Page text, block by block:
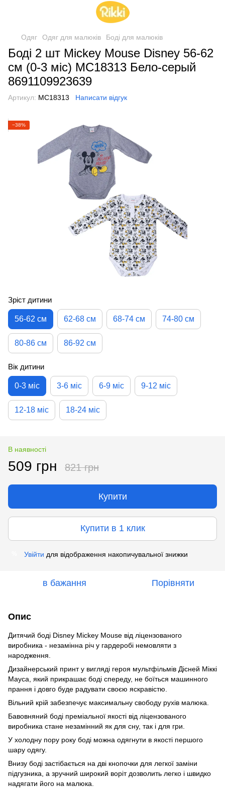
Одяг Одяг для малюків Боді для малюків
Боді 2 шт Mickey Mouse Disney 56-62
см (0-3 міс) MC18313 Бело-серый
8691109923639
Артикул: MC18313 Написати відгук
−38%
Зріст дитини
56-62 см 62-68 см 68-74 см 74-80 см
80-86 см 86-92 см
Вік дитини
0-3 міс 3-6 міс 6-9 міс 9-12 міс
12-18 міс 18-24 міс
В наявності
509 грн 821 грн
Купити
Купити в 1 клик
Увійти для відображення накопичувальної знижки
в бажання Порівняти
Опис
Дитячий боді Disney Mickey Mouse від ліцензованого
виробника - незамінна річ у гардеробі немовляти з
народження.
Дизайнерський принт у вигляді героя мультфільмів Дісней Міккі
Мауса, який прикрашає боді спереду, не боїться машинного
прання і довго буде радувати своєю яскравістю.
Вільний крій забезпечує максимальну свободу рухів малюка.
Бавовняний боді преміальної якості від ліцензованого
виробника стане незамінний як для сну, так і для гри.
У холодну пору року боді можна одягнути в якості першого
шару одягу.
Внизу боді застібається на дві кнопочки для легкої заміни
підгузника, а зручний широкий воріт дозволить легко і швидко
надягати його на малюка.